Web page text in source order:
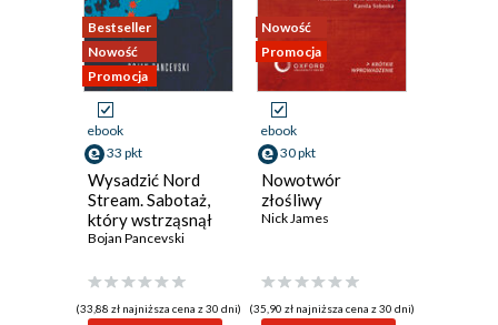
Bestseller
Nowość
Promocja
ebook
33 pkt
Wysadzić Nord
Stream. Sabotaż,
który wstrząsnął
światem
Bojan Pancevski
(33,88 zł najniższa cena z 30 dni)
Nowość
Promocja
ebook
30 pkt
Nowotwór
złośliwy
Nick James
(35,90 zł najniższa cena z 30 dni)